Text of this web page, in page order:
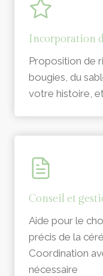
Incorporation
Proposition de
bougies, du
votre histoire,
Conseil et
Aide pour le
précis de la
Coordination
nécessaire